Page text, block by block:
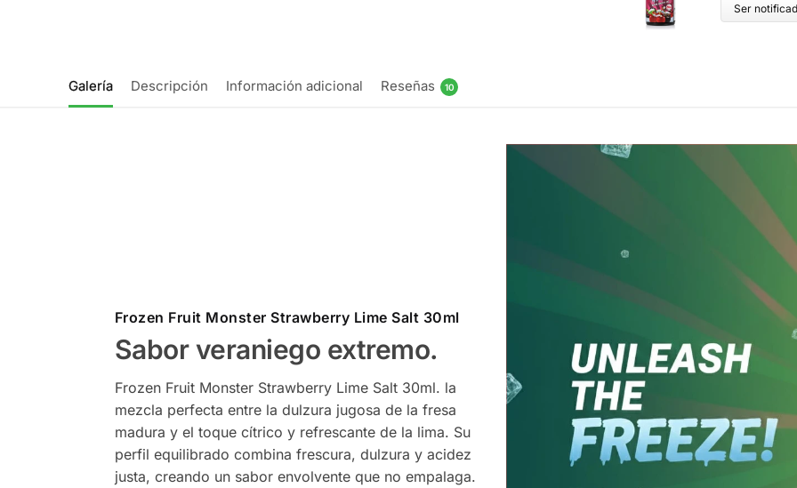
Ser
Galería Descripción Información adicional Reseñas 10
Frozen Fruit Monster Strawberry Lime Salt 30ml
Sabor veraniego extremo.
Frozen Fruit Monster Strawberry Lime Salt 30ml. la
mezcla perfecta entre la dulzura jugosa de la fresa
madura y el toque cítrico y refrescante de la lima. Su
perfil equilibrado combina frescura, dulzura y acidez
justa, creando un sabor envolvente que no empalaga.